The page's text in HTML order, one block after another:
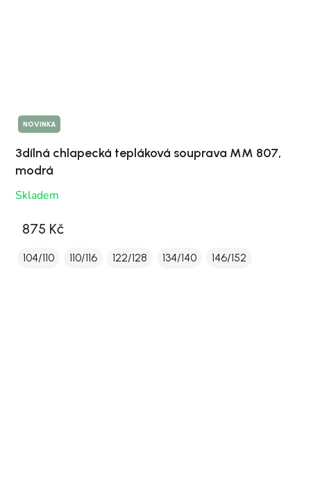
NOVINKA
3dílná chlapecká tepláková souprava MM 807,
modrá
Skladem
875 Kč
104/110 110/116 122/128 134/140 146/152